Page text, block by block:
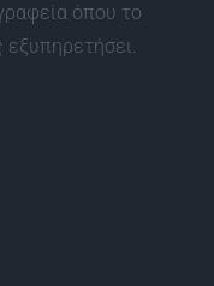
όπου το